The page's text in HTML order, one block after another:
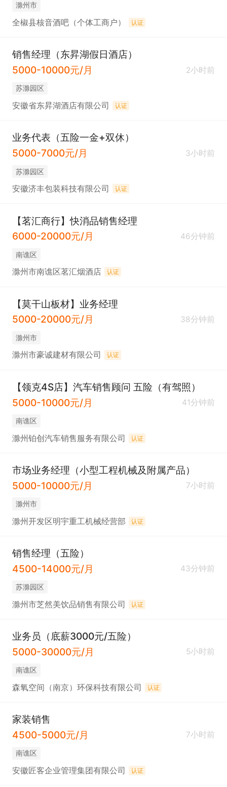
滁州市
全椒县核音酒吧（个体工商户） 认证
销售经理（东昇湖假日酒店）
5000-10000元/月
2小时前
苏滁园区
安徽省东昇湖酒店有限公司 认证
业务代表（五险一金+双休）
5000-7000元/月
3小时前
苏滁园区
安徽济丰包装科技有限公司 认证
【茗汇商行】快消品销售经理
6000-20000元/月
46分钟前
南谯区
滁州市南谯区茗汇烟酒店 认证
【莫干山板材】业务经理
5000-20000元/月
38分钟前
滁州市
滁州市豪诚建材有限公司 认证
【领克4S店】汽车销售顾问 五险（有驾照）
5000-10000元/月
41分钟前
南谯区
滁州铂创汽车销售服务有限公司 认证
市场业务经理（小型工程机械及附属产品）
5000-10000元/月
7小时前
滁州市
滁州开发区明宇重工机械经营部 认证
销售经理（五险）
4500-14000元/月
43分钟前
苏滁园区
滁州市芝然美饮品销售有限公司 认证
业务员（底薪3000元/五险）
5000-30000元/月
5小时前
南谯区
森氧空间（南京）环保科技有限公司 认证
家装销售
4500-5000元/月
7小时前
南谯区
安徽匠客企业管理集团有限公司 认证